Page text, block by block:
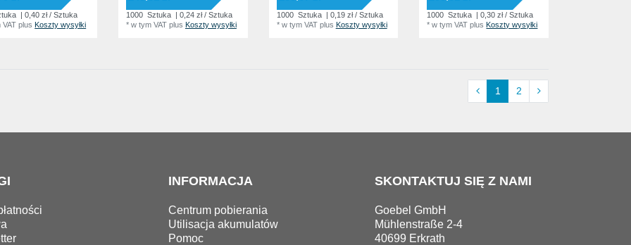
| 0,40 zł / Sztuka
VAT plus Koszty wysyłki
1000 Sztuka
| 0,24 zł / Sztuka
* w tym VATplus Koszty wysyłki
1000 Sztuka
| 0,19 zł / Sztuka
* w tym VATplus Koszty wysyłki
1000 Sztuka
| 0,30 zł / Sztuka
*w tym VAT plus Koszty wysyłki
1 2
INFORMACJA
Centrum pobierania
Utilisacja akumulatów
Pomoc
SKONTAKTUJ SIĘ Z NAMI
Goebel GmbH
Mühlenstraße 2-4
40699 Erkrath